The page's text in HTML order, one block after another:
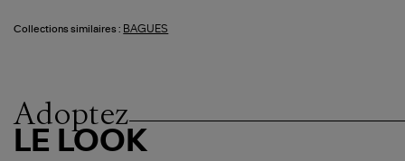
Collections similaires : BAGUES
Adoptez
LE LOOK